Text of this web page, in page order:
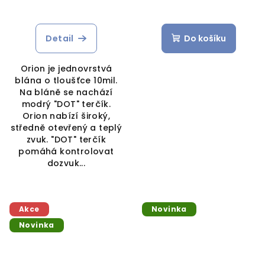
Detail
Orion je jednovrstvá
blána o tloušťce 10mil.
Na bláně se nachází
modrý "DOT" terčík.
Orion nabízí široký,
středně otevřený a teplý
zvuk. "DOT" terčík
pomáhá kontrolovat
dozvuk...
Do košíku
Akce
Novinka
Novinka